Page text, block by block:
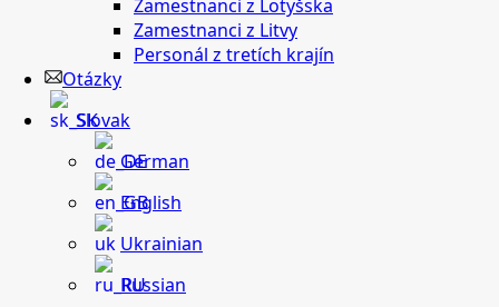
Zamestnanci z Lotyšska
Zamestnanci z Litvy
Personál z tretích krajín
Otázky
Slovak
German
English
Ukrainian
Russian